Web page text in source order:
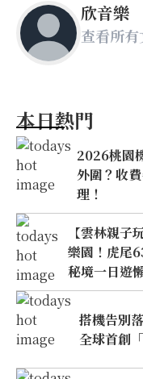
欣音樂
查看所有
本日熱門
2026桃園
外圍？收
理！
【雲林親
樂園！虎尾
秘境一日遊
搭機告別
全球首創